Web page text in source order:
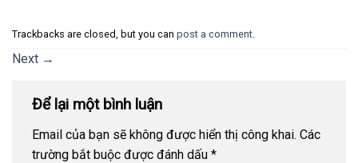
Trackbacks are closed, but you can post a comment
Next →
Để lại một bình luận
Email của bạn sẽ không được hiển thị công khai. Các
trường bắt buộc được đánh dấu *